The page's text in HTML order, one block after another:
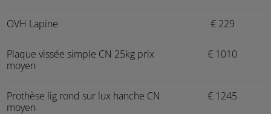
OVH Lapine € 229
Plaque vissée simple CN 25kg prix
moyen
€ 1010
Prothèse lig rond sur lux hanche CN
moyen
€ 1245